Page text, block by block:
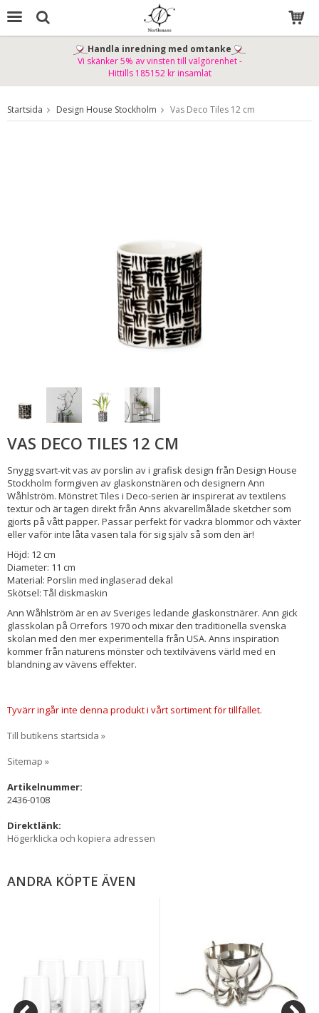
Produkten har blivit tillagd i varukorgen
Handla inredning med omtanke
Vi skänker 5% av vinsten till välgörenhet -
Hittills 185152 kr insamlat
Startsida Design House Stockholm Vas Deco Tiles 12 cm
VAS DECO TILES 12 CM
Snygg svart-vit vas av porslin av i grafisk design från Design House
Stockholm formgiven av glaskonstnären och designern Ann
Wåhlström. Mönstret Tiles i Deco-serien är inspirerat av textilens
textur och är tagen direkt från Anns akvarellmålade sketcher som
gjorts på vått papper. Passar perfekt för vackra blommor och växter
eller vaför inte låta vasen tala för sig själv så som den är!
Höjd: 12 cm
Diameter: 11 cm
Material: Porslin med inglaserad dekal
Skötsel: Tål diskmaskin
Ann Wåhlström är en av Sveriges ledande glaskonstnärer. Ann gick
glasskolan på Orrefors 1970 och mixar den traditionella svenska
skolan med den mer experimentella från USA. Anns inspiration
kommer från naturens mönster och textilvävens värld med en
blandning av vävens effekter.
Tyvärr ingår inte denna produkt i vårt sortiment för tillfället.
Till butikens startsida »
Sitemap »
Artikelnummer:
2436-0108
Direktlänk:
Högerklicka och kopiera adressen
ANDRA KÖPTE ÄVEN